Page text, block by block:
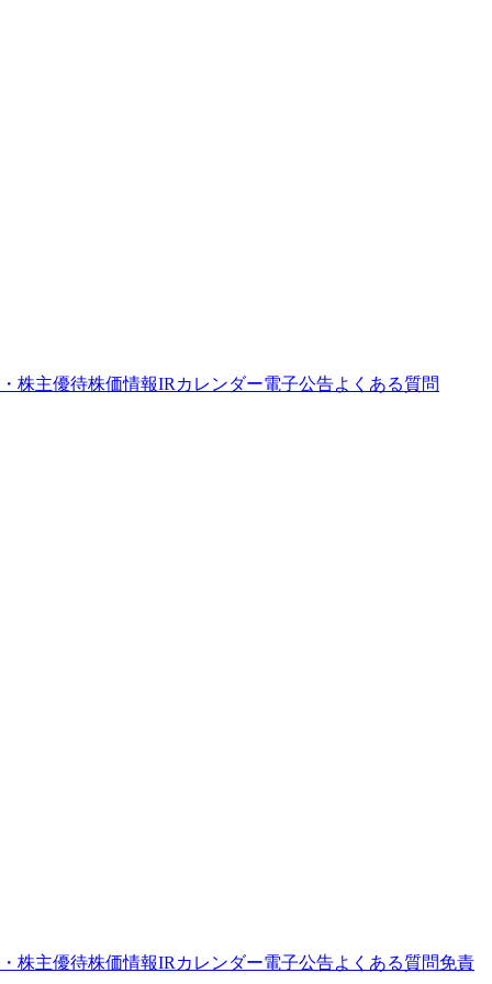
株主優待株価情報IRカレンダー電子公告よくある質問
株主優待株価情報IRカレンダー電子公告よくある質問免責